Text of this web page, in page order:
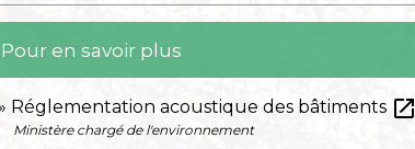
Pour en savoir plus
Réglementation acoustique des bâtiments open_in_new
Ministère chargé de l'environnement